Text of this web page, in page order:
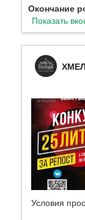
Окончание
Показать
Условия